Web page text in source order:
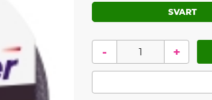
SVART
+
-